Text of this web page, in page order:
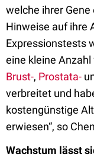
welche ihrer
Hinweise auf ihre
Expressionstests
eine kleine
Brust-, Prostata-
verbreitet und
kostengünstige
erwiesen“, so
Wachstum lässt